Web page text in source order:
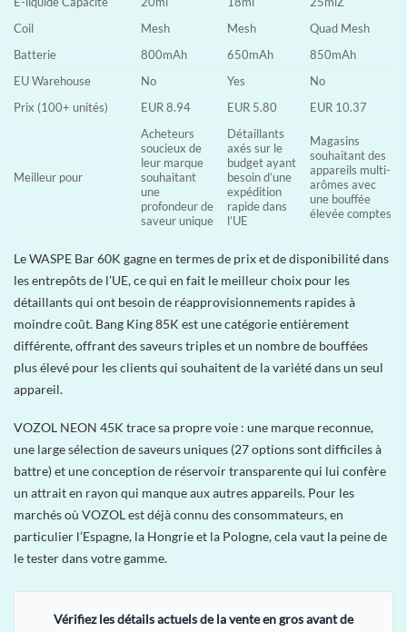
Coil
Mesh Mesh
Quad Mesh
Batterie
800mAh 650mAh
850mAh
EU Warehouse
No Yes
No
Prix (100+ unités)
EUR 8.94 EUR 5.80 EUR 10.37
Meilleur pour
Acheteurs
soucieux de
leur marque
souhaitant
une
profondeur de
saveur unique
Détaillants
axés sur le
budget ayant
besoin d’une
expédition
rapide dans
l’UE
Magasins
souhaitant des
appareils multi-
arômes avec
une bouffée
élevée comptes
Le WASPE Bar 60K gagne en termes de prix et de disponibilité dans
les entrepôts de l’UE, ce qui en fait le meilleur choix pour les
détaillants qui ont besoin de réapprovisionnements rapides à
moindre coût. Bang King 85K est une catégorie entièrement
différente, offrant des saveurs triples et un nombre de bouffées
plus élevé pour les clients qui souhaitent de la variété dans un seul
appareil.
VOZOL NEON 45K trace sa propre voie : une marque reconnue,
une large sélection de saveurs uniques (27 options sont difficiles à
battre) et une conception de réservoir transparente qui lui confère
un attrait en rayon qui manque aux autres appareils. Pour les
marchés où VOZOL est déjà connu des consommateurs, en
particulier l’Espagne, la Hongrie et la Pologne, cela vaut la peine de
le tester dans votre gamme.
Vérifiez les détails actuels de la vente en gros avant de